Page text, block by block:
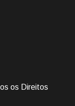
os Direitos